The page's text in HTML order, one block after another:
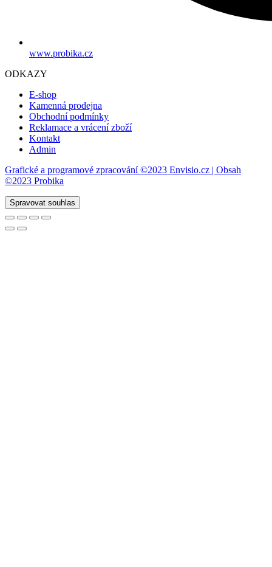
www.probika.cz
ODKAZY
E-shop
Kamenná prodejna
Obchodní podmínky
Reklamace a vrácení zboží
Kontakt
Admin
Grafické a programové zpracování ©2023 Envisio.cz | Obsah
©2023 Probika
Spravovat souhlas